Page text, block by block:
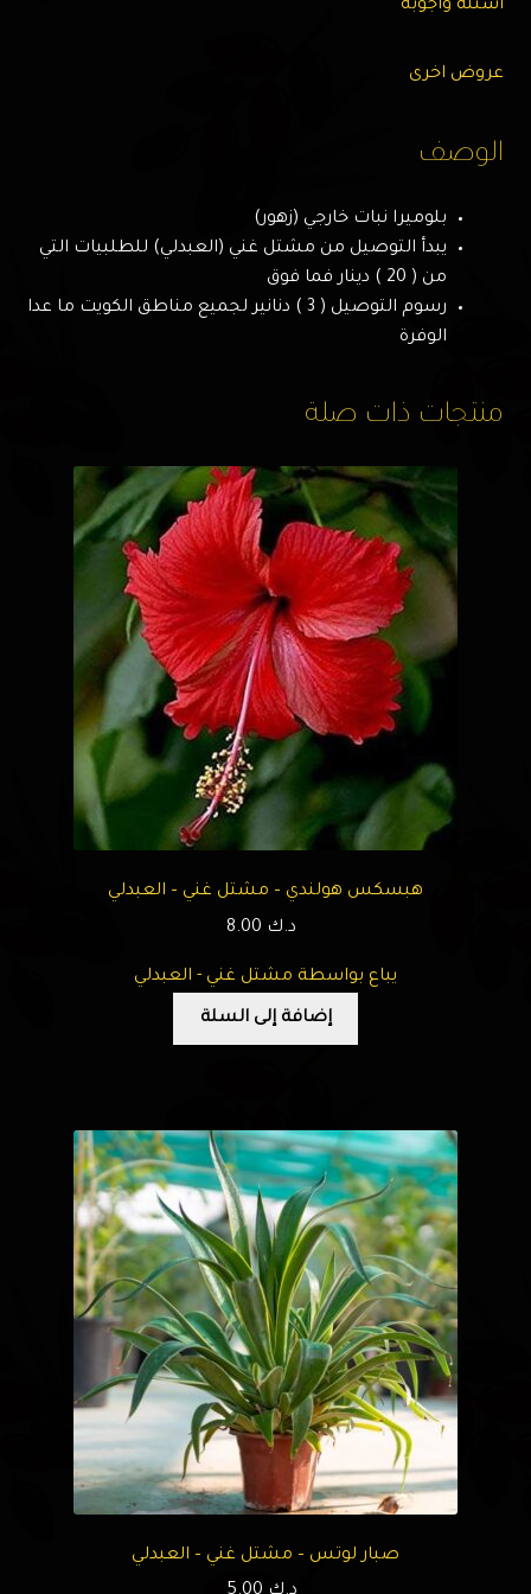
اسئله وأجوبه
عروض اخرى
الوصف
بلوميرا نبات خارجي (زهور)
يبدأ التوصيل من مشتل غني (العبدلي) للطلبيات التي
من ( 20 ) دينار فما فوق
رسوم التوصيل ( 3 ) دنانير لجميع مناطق الكويت ما عدا
الوفرة
منتجات ذات صلة
هبسكس هولندي – مشتل غني – العبدلي
د.ك
يباع بواسطة مشتل غني - العبدلي
إضافة إلى السلة
صبار لوتس – مشتل غني – العبدلي